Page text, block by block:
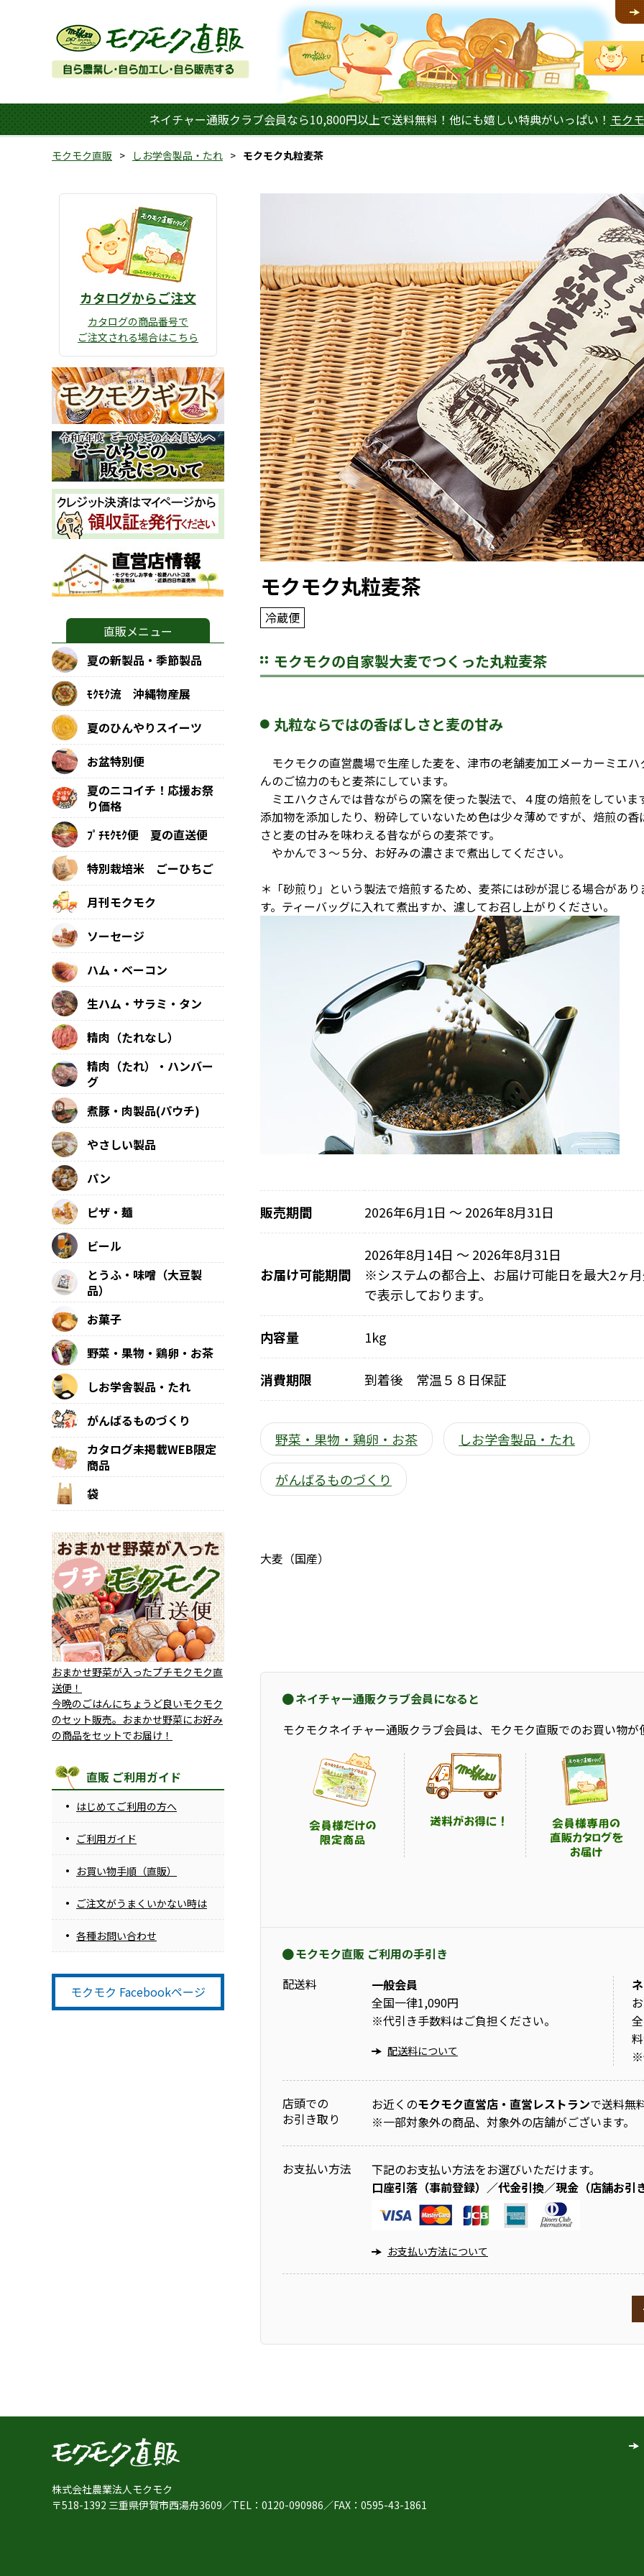
ネイチャー通販クラブ会員なら10,800円以上で送料無料！他にも嬉しい特典がいっぱい！ モク
モクモク直販 しお学舎製品・たれ モクモク丸粒麦茶
モクモク丸粒麦茶
冷蔵便
モクモクの自家製大麦でつくった丸粒麦茶
丸粒ならではの香ばしさと麦の甘み
モクモクの直営農場で生産した麦を、津市の老舗麦加工メーカーミエハ
んのご協力のもと麦茶にしています。
ミエハクさんでは昔ながらの窯を使った製法で、４度の焙煎をしていま
添加物を添加したり、粉砕していないため色は少々薄めですが、焙煎の香
さと麦の甘みを味わえる昔ながらの麦茶です。
やかんで３～５分、お好みの濃さまで煮出してください。
＊「砂煎り」という製法で焙煎するため、麦茶には砂が混じる場合があり
す。ティーバッグに入れて煮出すか、濾してお召し上がりください。
販売期間 2026年6月1日 〜 2026年8月31日
お届け可能期間
2026年8月14日 ～ 2026年8月31日
※システムの都合上、お届け可能日を最大2ヶ
で表示しております。
内容量 1kg
消費期限 到着後 常温５８日保証
野菜・果物・鶏卵・お茶 しお学舎製品・たれ
がんばるものづくり
大麦（国産）
カタログからご注文
カタログの商品番号で
ご注文される場合はこちら
直販メニュー
夏の新製品・季節製品
ﾓｸﾓｸ流 沖縄物産展
夏のひんやりスイーツ
お盆特別便
夏のニコイチ！応援お祭
り価格
ﾌﾟﾁﾓｸﾓｸ便 夏の直送便
特別栽培米 ごーひちご
月刊モクモク
ソーセージ
ハム・ベーコン
生ハム・サラミ・タン
精肉（たれなし）
精肉（たれ）・ハンバー
グ
煮豚・肉製品(パウチ)
やさしい製品
パン
ピザ・麺
ビール
とうふ・味噌（大豆製
品）
お菓子
野菜・果物・鶏卵・お茶
しお学舎製品・たれ
がんばるものづくり
カタログ未掲載WEB限定
商品
袋
おまかせ野菜が入ったプチモクモク直
送便！
今晩のごはんにちょうど良いモクモク
のセット販売。おまかせ野菜にお好み
の商品をセットでお届け！
直販 ご利用ガイド
はじめてご利用の方へ
ご利用ガイド
お買い物手順（直販）
ご注文がうまくいかない時は
各種お問い合わせ
モクモク Facebookページ
ネイチャー通販クラブ会員になると
モクモクネイチャー通販クラブ会員は、モクモク直販でのお買い物が
モクモク直販 ご利用の手引き
配送料
一般会員
全国一律1,090円
※代引き手数料はご負担ください。
配送料について
※
店頭での
お引き取り
お近くのモクモク直営店・直営レストランで送料無
※一部対象外の商品、対象外の店舗がございます。
お支払い方法
下記のお支払い方法をお選びいただけます。
口座引落（事前登録）／代金引換／現金（店舗お引
お支払い方法について
株式会社農業法人モクモク
〒518-1392 三重県伊賀市西湯舟3609／TEL： 0120-090986／FAX：0595-43-1861